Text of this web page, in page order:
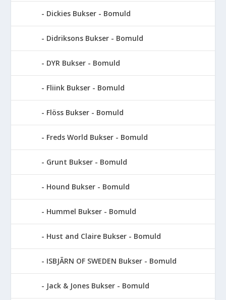
Dickies Bukser - Bomuld
Didriksons Bukser - Bomuld
DYR Bukser - Bomuld
Fliink Bukser - Bomuld
Flöss Bukser - Bomuld
Freds World Bukser - Bomuld
Grunt Bukser - Bomuld
Hound Bukser - Bomuld
Hummel Bukser - Bomuld
Hust and Claire Bukser - Bomuld
ISBJÃRN OF SWEDEN Bukser - Bomuld
Jack & Jones Bukser - Bomuld